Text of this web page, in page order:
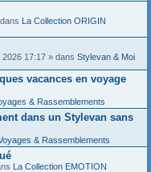
La Collection ORIGIN
2026 17:17 » dans Stylevan & Moi
vacances en voyage
& Rassemblements
dans un Stylevan sans
& Rassemblements
La Collection EMOTION